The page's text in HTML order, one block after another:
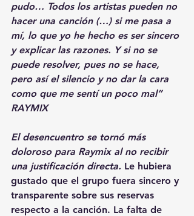
pudo… Todos los artistas pueden no
hacer una canción (…) si me pasa a
mí, lo que yo he hecho es ser sincero
y explicar las razones. Y si no se
puede resolver, pues no se hace,
pero así el silencio y no dar la cara
como que me sentí un poco mal”
RAYMIX
El desencuentro se tornó más
doloroso para Raymix al no recibir
una justificación directa. Le hubiera
gustado que el grupo fuera sincero y
transparente sobre sus reservas
respecto a la canción. La falta de